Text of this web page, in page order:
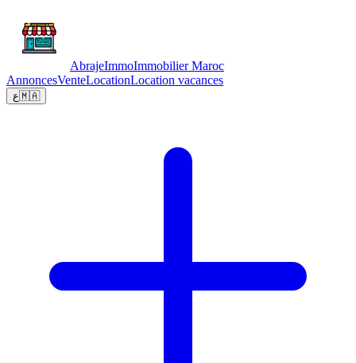
AbrajeImmoImmobilier Maroc
AnnoncesVenteLocationLocation vacances
ع🇲🇦